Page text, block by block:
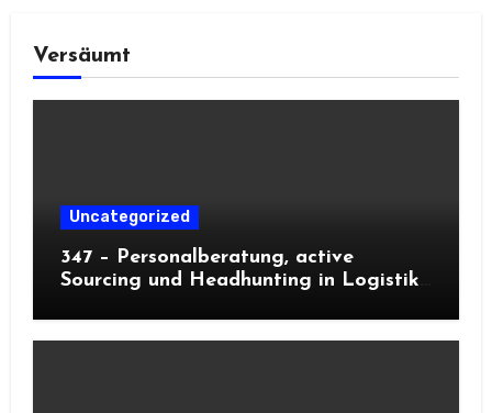
Versäumt
Uncategorized
347 – Personalberatung, active
Sourcing und Headhunting in Logistik